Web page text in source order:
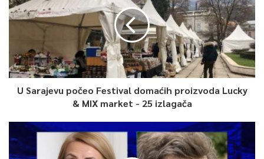
U Sarajevu počeo Festival domaćih proizvoda Lucky
& MIX market - 25 izlagača